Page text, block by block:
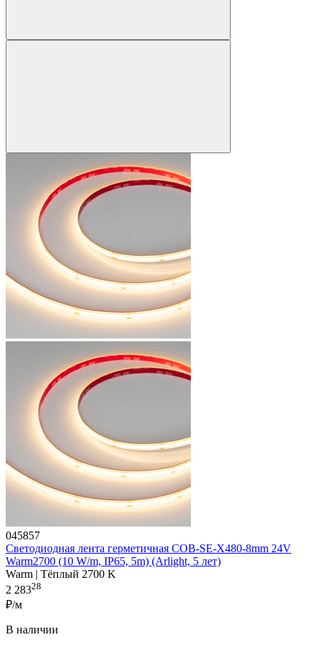
045857
Светодиодная лента герметичная COB-SE-X480-8mm 24V
Warm2700 (10 W/m, IP65, 5m) (Arlight, 5 лет)
Warm | Тёплый 2700 K
2 28328
₽/м
В наличии